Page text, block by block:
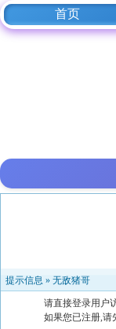
首页
提示信息 » 无敌猪哥
请直接登录用户
如果您已注册,请